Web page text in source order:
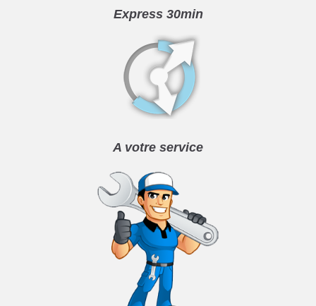
Express 30min
A votre service